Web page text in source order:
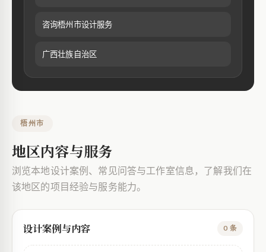
咨询梧州市设计服务
广西壮族自治区
梧州市
地区内容与服务
浏览本地设计案例、常见问答与工作室信息，了解我们在
该地区的项目经验与服务能力。
设计案例与内容 0 条